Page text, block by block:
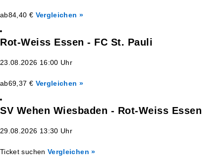
ab84,40 € Vergleichen »
Rot-Weiss Essen - FC St. Pauli
23.08.2026 16:00 Uhr
ab69,37 € Vergleichen »
SV Wehen Wiesbaden - Rot-Weiss Essen
29.08.2026 13:30 Uhr
Ticket suchen Vergleichen »